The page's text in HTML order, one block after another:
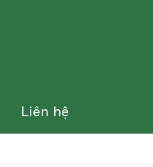
Liên hệ